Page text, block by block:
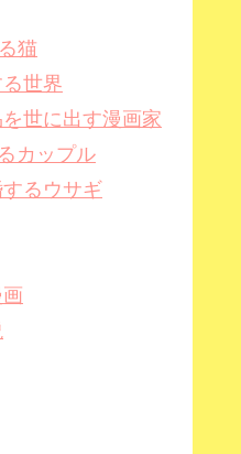
猫
世界
世に出す漫画家
カップル
るウサギ